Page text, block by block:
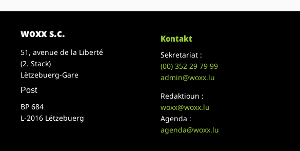
woxx s.c.
51, avenue de la Liberté
(2. Stack)
Lëtzebuerg-Gare
Post
BP 684
L-2016 Lëtzebuerg
Kontakt
Sekretariat :
(00)352 29 79 99
admin@woxx.lu
Redaktioun :
woxx@woxx.lu
Agenda :
agenda@woxx.lu